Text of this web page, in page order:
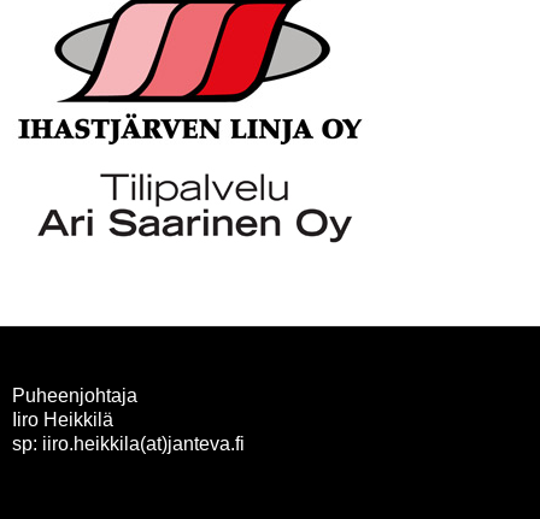
Puheenjohtaja
Iiro Heikkilä
sp: iiro.heikkila(at)janteva.fi